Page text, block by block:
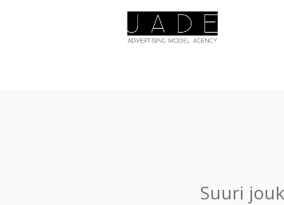
Suuri